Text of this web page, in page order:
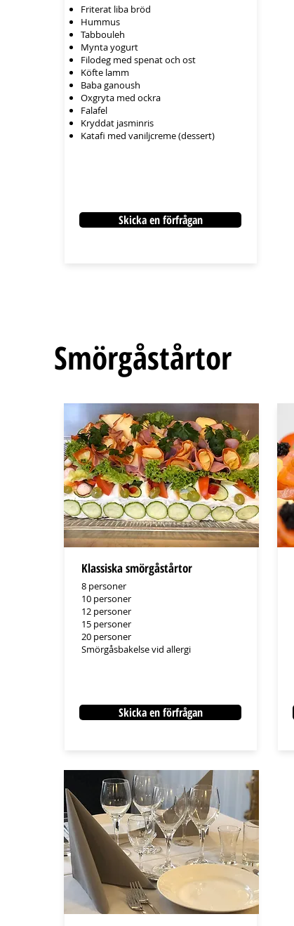
Friterat liba bröd
Hummus
Tabbouleh
Mynta yogurt
Filodeg med spenat och ost
Köfte lamm
Baba ganoush
Oxgryta med ockra
Falafel
Kryddat jasminris
Katafi med vaniljcreme (dessert)
Skicka en förfrågan
Smörgåstårtor
Klassiska smörgåstårtor
8 personer
10 personer
12 personer
15 personer
20 personer
Smörgåsbakelse vid allergi
Skicka en förfrågan